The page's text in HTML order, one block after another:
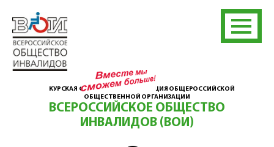
КУРСКАЯ ОБЛАСТНАЯ ОРГАНИЗАЦИЯ ОБЩЕРОССИЙСКОЙ
ОБЩЕСТВЕННОЙ ОРГАНИЗАЦИИ
ВСЕРОССИЙСКОЕ ОБЩЕСТВО
ИНВАЛИДОВ (ВОИ)